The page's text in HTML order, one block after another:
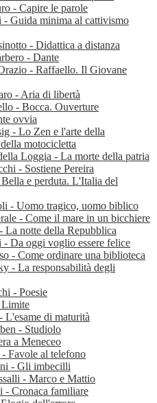
- Capire le parole
- Guida minima al cattivismo
- Didattica a distanza
- Dante
- Raffaello. Il Giovane
- Aria di libertà
- Bocca. Ouverture
ovvia
- Lo Zen e l'arte della
motocicletta
Loggia - La morte della patria
- Sostiene Pereira
e perduta. L'Italia del
- Uomo tragico, uomo biblico
- Come il mare in un bicchiere
La notte della Repubblica
- Da oggi voglio essere felice
- Come ordinare una biblioteca
- La responsabilità degli
- Poesie
Limite
L'esame di maturità
- Studiolo
a Meneceo
Favole al telefono
- Gli imbecilli
- Marco e Mattio
- Cronaca familiare